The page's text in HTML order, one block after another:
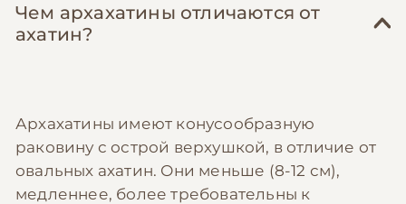
Чем архахатины отличаются от
ахатин?
Архахатины имеют конусообразную
раковину с острой верхушкой, в отличие от
овальных ахатин. Они меньше (8-12 см),
медленнее, более требовательны к